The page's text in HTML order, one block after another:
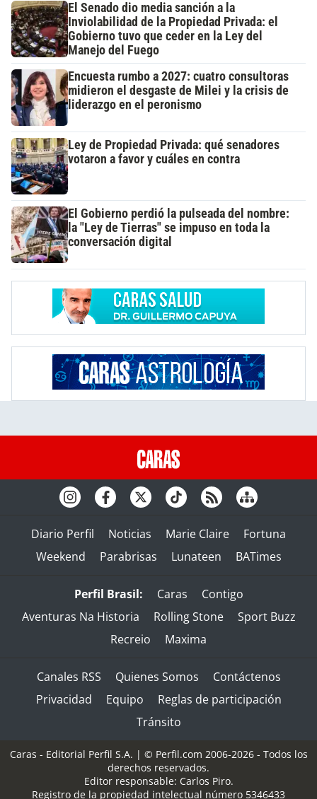
El Senado dio media sanción a la
Inviolabilidad de la Propiedad Privada: el
Gobierno tuvo que ceder en la Ley del
Manejo del Fuego
Encuesta rumbo a 2027: cuatro consultoras
midieron el desgaste de Milei y la crisis de
liderazgo en el peronismo
Ley de Propiedad Privada: qué senadores
votaron a favor y cuáles en contra
El Gobierno perdió la pulseada del nombre:
la "Ley de Tierras" se impuso en toda la
conversación digital
Diario Perfil Noticias Marie Claire
Fortuna
Weekend
Parabrisas Lunateen BATimes
Perfil Brasil: Caras
Contigo
Aventuras Na Historia
Rolling Stone
Sport Buzz
Recreio
Maxima
Canales RSS Quienes Somos
Contáctenos
Privacidad
Equipo
Reglas de participación
Tránsito
Caras - Editorial Perfil S.A. | © Perfil.com 2006-2026 - Todos los
derechos reservados.
Editor responsable: Carlos Piro.
Registro de la propiedad intelectual número 5346433